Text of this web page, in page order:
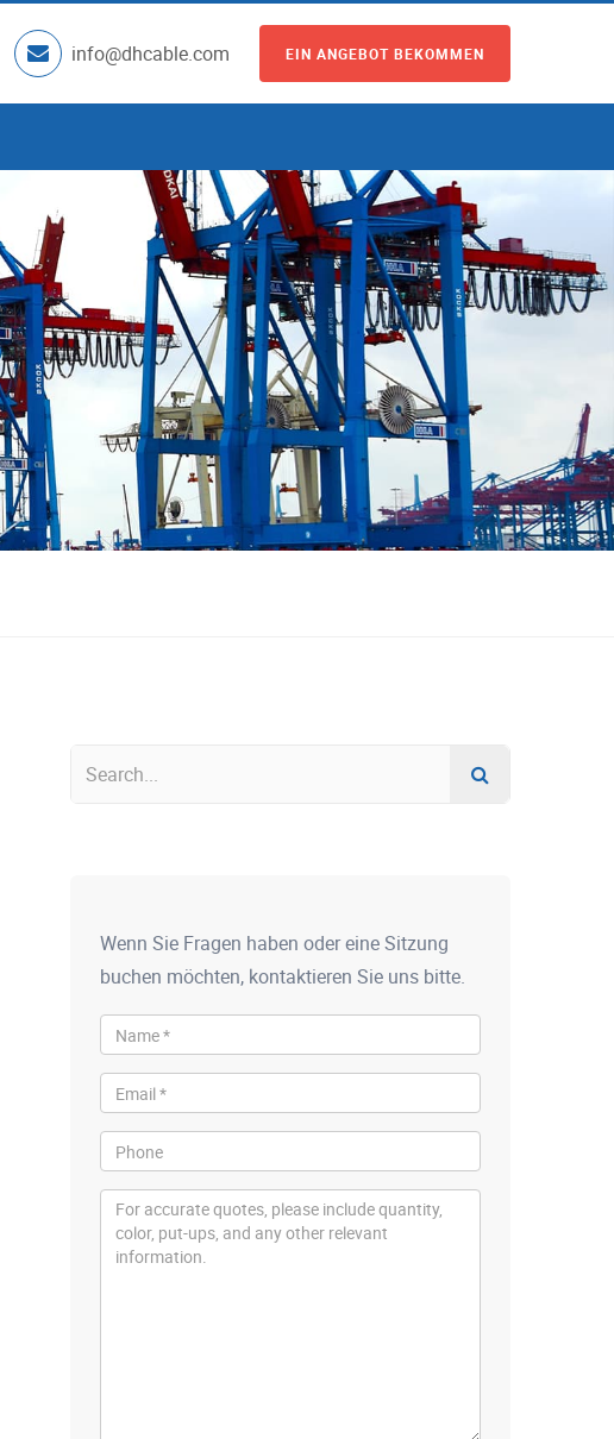
info@dhcable.com EIN ANGEBOT BEKOMMEN
Wenn Sie Fragen haben oder eine Sitzung
buchen möchten, kontaktieren Sie uns bitte.